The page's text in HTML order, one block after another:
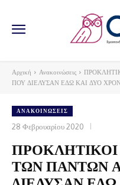
Αρχική Ανακοινώσεις
ΠΟΥ ΔΙΕΛΥΣΑΝ ΕΔΩ ΚΑΙ ΔΥΟ
ΑΝΑΚΟΙΝΏΣΕΙΣ
28 Φεβρουαρίου 2020
ΤΩΝ ΠΑΝΤΩΝ